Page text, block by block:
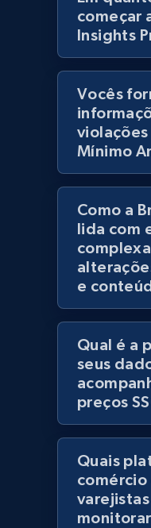
1.1K+
products using
URL, Product id,
Currency, Discount,
1.1K+
Lowes.com
URL, Domain,
Model number,
more.
991+ 162+
Lowes.com -
specified
URL, Domain,
Model number,
começar
Insights
Vocês
violações
Mínimo
Como a
lida com
e
Qual é a
seus
preços
Quais